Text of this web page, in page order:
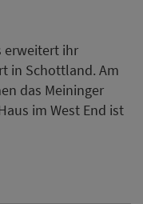
erweitert ihr
in Schottland. Am
das Meininger
im West End ist